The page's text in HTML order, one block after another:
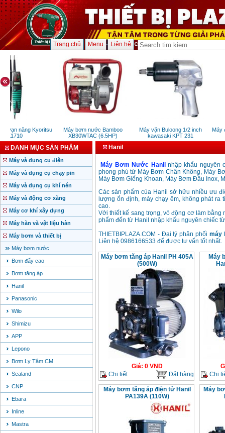
Trang chủ Menu Liên hệ
vạn năng Kyoritsu
K1710
Máy bơm nước Bamboo
XB30WTAC (6.5HP)
Máy vặn Buloong 1/2 inch
kawasaki KPT 231
Máy
DANH MỤC SẢN PHẨM
Máy và dụng cụ điện
Máy và dụng cụ chạy pin
Máy và dụng cụ khí nén
Máy và động cơ xăng
Máy cơ khí xây dựng
Máy hàn và vật liệu hàn
Máy bơm và thiết bị
Máy bơm nước
Bơm đẩy cao
Bơm tăng áp
Hanil
Panasonic
Wilo
Shimizu
APP
Lepono
Bơm Ly Tâm CM
Sealand
CNP
Ebara
Inline
Mastra
Hanil
Máy Bơm Nước Hanil nhập khẩu nguyên
phong phú từ Máy Bơm Chân Không, Máy
Máy Bơm Giếng Khoan, Máy Bơm Đầu Inox,
Các sản phẩm của Hanil sở hữu nhiều ưu
lượng ổn định, máy chạy êm, không phát
cao.
Với thiết kế sang trọng, vỏ động cơ làm bằng
phẩm đến từ Hanil nhập khẩu nguyên chiếc
THIETBIPLAZA.COM - Đại lý phân phối máy
Liên hệ 0986166533 để được tư vấn tốt nhất.
Máy bơm tăng áp Hanil PH 405A
(500W)
Giá: 0VND
Chi tiết
Đặt hàng
Máy
Chi
Máy bơm tăng áp điện tử Hanil
PA139A (110W)
Máy